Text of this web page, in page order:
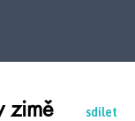
zimě sdílet